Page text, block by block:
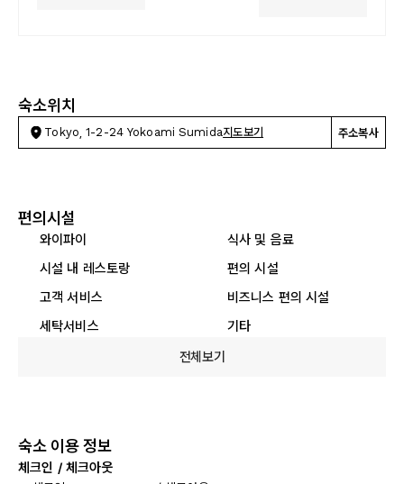
숙소위치
Tokyo, 1-2-24 Yokoami Sumida지도보기 주소복사
편의시설
와이파이
식사 및 음료
시설 내 레스토랑
편의 시설
고객 서비스
비즈니스 편의 시설
세탁서비스
기타
전체보기
숙소 이용 정보
체크인 / 체크아웃